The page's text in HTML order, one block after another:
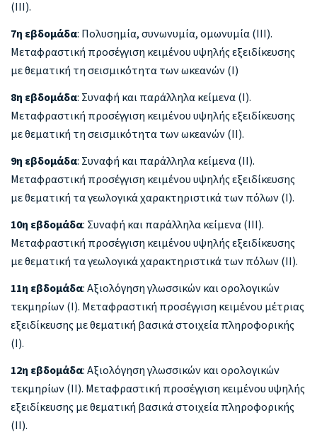
(ΙΙΙ).
7η εβδομάδα: Πολυσημία, συνωνυμία, ομωνυμία (ΙΙΙ).
Μεταφραστική προσέγγιση κειμένου υψηλής εξειδίκευσης
με θεματική τη σεισμικότητα των ωκεανών (Ι)
8η εβδομάδα: Συναφή και παράλληλα κείμενα (Ι).
Μεταφραστική προσέγγιση κειμένου υψηλής εξειδίκευσης
με θεματική τη σεισμικότητα των ωκεανών (ΙΙ).
9η εβδομάδα: Συναφή και παράλληλα κείμενα (ΙΙ).
Μεταφραστική προσέγγιση κειμένου υψηλής εξειδίκευσης
με θεματική τα γεωλογικά χαρακτηριστικά των πόλων (Ι).
10η εβδομάδα: Συναφή και παράλληλα κείμενα (ΙΙΙ).
Μεταφραστική προσέγγιση κειμένου υψηλής εξειδίκευσης
με θεματική τα γεωλογικά χαρακτηριστικά των πόλων (ΙΙ).
11η εβδομάδα: Αξιολόγηση γλωσσικών και ορολογικών
τεκμηρίων (Ι). Μεταφραστική προσέγγιση κειμένου μέτριας
εξειδίκευσης με θεματική βασικά στοιχεία πληροφορικής
(Ι).
12η εβδομάδα: Αξιολόγηση γλωσσικών και ορολογικών
τεκμηρίων (ΙΙ). Μεταφραστική προσέγγιση κειμένου υψηλής
εξειδίκευσης με θεματική βασικά στοιχεία πληροφορικής
(ΙΙ).